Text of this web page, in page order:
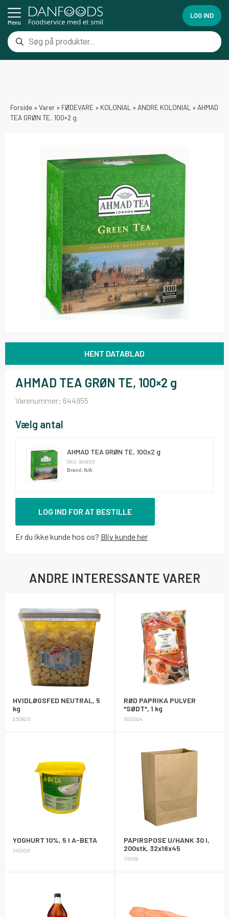
Menu
LOG IND
Forside » Varer » FØDEVARE » KOLONIAL » ANDRE KOLONIAL » AHMAD
TEA GRØN TE, 100×2 g
HENT DATABLAD
AHMAD TEA GRØN TE, 100×2 g
Varenummer: 644955
Vælg antal
AHMAD TEA GRØN TE, 100x2 g
SKU: 644955
Brand: N/A
LOG IND FOR AT BESTILLE
Er du ikke kunde hos os? Bliv kunde her
ANDRE INTERESSANTE VARER
HVIDLØGSFED NEUTRAL, 5
kg
230920
RØD PAPRIKA PULVER
*SØDT*, 1 kg
600024
YOGHURT 10%, 5 l A-BETA
741000
PAPIRSPOSE U/HANK 30 l,
200stk, 32x16x45
116109